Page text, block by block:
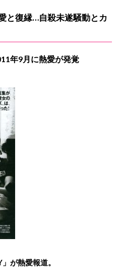
と復縁…自殺未遂騒動とカ
年9月に熱愛が発覚
が熱愛報道。